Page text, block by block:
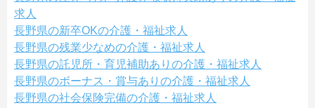
求人
長野県の新卒OKの介護・福祉求人
長野県の残業少なめの介護・福祉求人
長野県の託児所・育児補助ありの介護・福祉求人
長野県のボーナス・賞与ありの介護・福祉求人
長野県の社会保険完備の介護・福祉求人